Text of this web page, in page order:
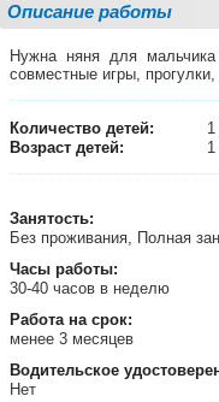
Описание работы
Нужна няня для
совместные игры,
Количество детей:
1
Возраст детей:
Занятость:
Без проживания, Полная
Часы работы:
30-40 часов в неделю
Работа на срок:
менее 3 месяцев
Водительское
Нет